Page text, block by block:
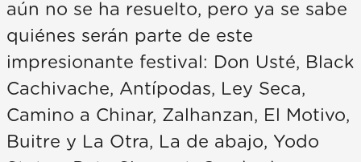
aún no se ha resuelto, pero ya se sabe
quiénes serán parte de este
impresionante festival: Don Usté, Black
Cachivache, Antípodas, Ley Seca,
Camino a Chinar, Zalhanzan, El Motivo,
Buitre y La Otra, La de abajo, Yodo